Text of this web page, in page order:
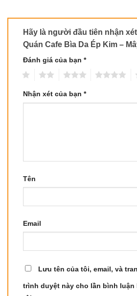
Hãy là người đầu tiên nhận
Quán Cafe Bìa Da Ép Kim –
Đánh giá của bạn *
Nhận xét của bạn *
Tên
Email
Lưu tên của tôi, email, và
trình duyệt này cho lần bình luận